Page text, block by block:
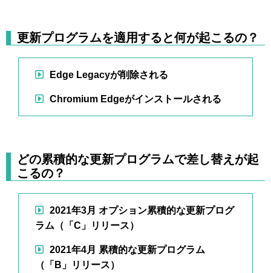
更新プログラムを適用すると何が起こるの？
Edge Legacyが削除される
Chromium Edgeがインストールされる
どの累積的な更新プログラムで差し替えが起
こるの？
2021年3月 オプション累積的な更新プログ
ラム（「C」リリース）
2021年4月 累積的な更新プログラム
（「B」リリース）